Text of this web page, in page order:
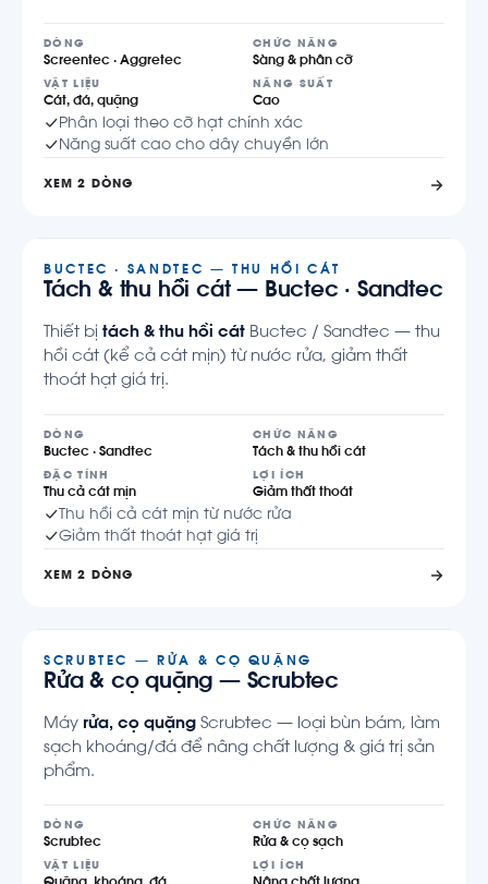
DÒNG
Screentec · Aggretec
CHỨC NĂNG
Sàng & phân cỡ
VẬT LIỆU
Cát, đá, quặng
NĂNG SUẤT
Cao
Phân loại theo cỡ hạt chính xác
Năng suất cao cho dây chuyền lớn
XEM 2 DÒNG
BUCTEC · SANDTEC — THU HỒI CÁT
Tách & thu hồi cát — Buctec · Sandtec
Thiết bị tách & thu hồi cát Buctec / Sandtec — thu
hồi cát (kể cả cát mịn) từ nước rửa, giảm thất
thoát hạt giá trị.
DÒNG
Buctec · Sandtec
CHỨC NĂNG
Tách & thu hồi cát
ĐẶC TÍNH
Thu cả cát mịn
LỢI ÍCH
Giảm thất thoát
Thu hồi cả cát mịn từ nước rửa
Giảm thất thoát hạt giá trị
XEM 2 DÒNG
SCRUBTEC — RỬA & CỌ QUẶNG
Rửa & cọ quặng — Scrubtec
Máy rửa, cọ quặng Scrubtec — loại bùn bám, làm
sạch khoáng/đá để nâng chất lượng & giá trị sản
phẩm.
DÒNG
Scrubtec
CHỨC NĂNG
Rửa & cọ sạch
VẬT LIỆU LỢI ÍCH